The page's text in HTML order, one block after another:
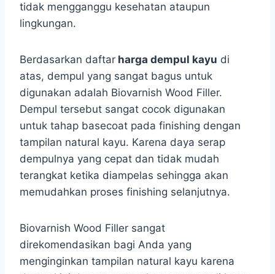
tidak mengganggu kesehatan ataupun
lingkungan.
Berdasarkan daftar harga dempul kayu di
atas, dempul yang sangat bagus untuk
digunakan adalah Biovarnish Wood Filler.
Dempul tersebut sangat cocok digunakan
untuk tahap basecoat pada finishing dengan
tampilan natural kayu. Karena daya serap
dempulnya yang cepat dan tidak mudah
terangkat ketika diampelas sehingga akan
memudahkan proses finishing selanjutnya.
Biovarnish Wood Filler sangat
direkomendasikan bagi Anda yang
menginginkan tampilan natural kayu karena